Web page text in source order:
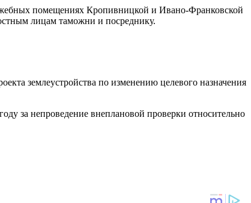
помещениях Кропивницкой и Ивано-Франковской
лицам таможни и посреднику.
землеустройства по изменению целевого назначения
за непроведение внеплановой проверки относительно